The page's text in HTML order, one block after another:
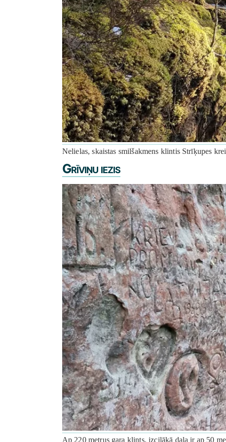
Nelielas, skaistas smilšakmens klintis Strīķupes
Grīviņu iezis
Ap 220 metrus gara klints, izcilākā daļa ir ap 50